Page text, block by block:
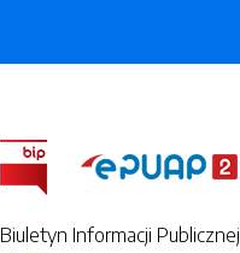
Biuletyn Informacji Publicznej